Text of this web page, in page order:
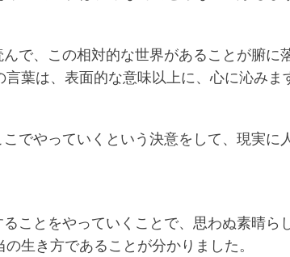
、この相対的な世界があることが腑に
葉は、表面的な意味以上に、心に沁みま
やっていくという決意をして、現実に
とをやっていくことで、思わぬ素晴ら
生き方であることが分かりました。